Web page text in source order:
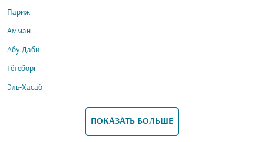
Париж
Амман
Абу-Даби
Гётеборг
Эль-Хасаб
ПОКАЗАТЬ БОЛЬШЕ